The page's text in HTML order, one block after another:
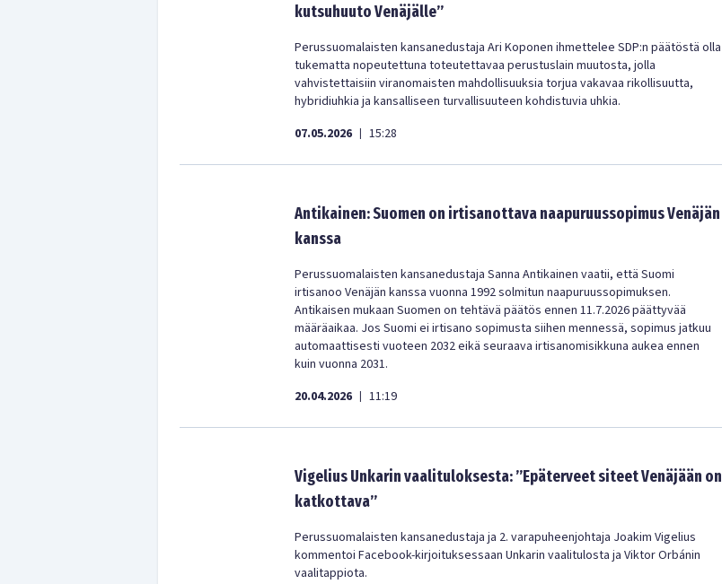
kutsuhuuto Venäjälle”
Perussuomalaisten kansanedustaja Ari Koponen ihmettelee SDP:n päätöstä olla
tukematta nopeutettuna toteutettavaa perustuslain muutosta, jolla
vahvistettaisiin viranomaisten mahdollisuuksia torjua vakavaa rikollisuutta,
hybridiuhkia ja kansalliseen turvallisuuteen kohdistuvia uhkia.
07.05.2026 | 15:28
Antikainen: Suomen on irtisanottava naapuruussopimus Venäjän
kanssa
Perussuomalaisten kansanedustaja Sanna Antikainen vaatii, että Suomi
irtisanoo Venäjän kanssa vuonna 1992 solmitun naapuruussopimuksen.
Antikaisen mukaan Suomen on tehtävä päätös ennen 11.7.2026 päättyvää
määräaikaa. Jos Suomi ei irtisano sopimusta siihen mennessä, sopimus jatkuu
automaattisesti vuoteen 2032 eikä seuraava irtisanomisikkuna aukea ennen
kuin vuonna 2031.
20.04.2026 | 11:19
Vigelius Unkarin vaalituloksesta: ’’Epäterveet siteet Venäjään on
katkottava’’
Perussuomalaisten kansanedustaja ja 2. varapuheenjohtaja Joakim Vigelius
kommentoi Facebook-kirjoituksessaan Unkarin vaalitulosta ja Viktor Orbánin
vaalitappiota.